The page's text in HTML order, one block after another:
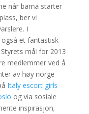
når barna starter
ber vi
I
et fantastisk
mål for 2013
medlemmer ved å
av høy norge
Italy escort girls
og via sosiale
inspirasjon,